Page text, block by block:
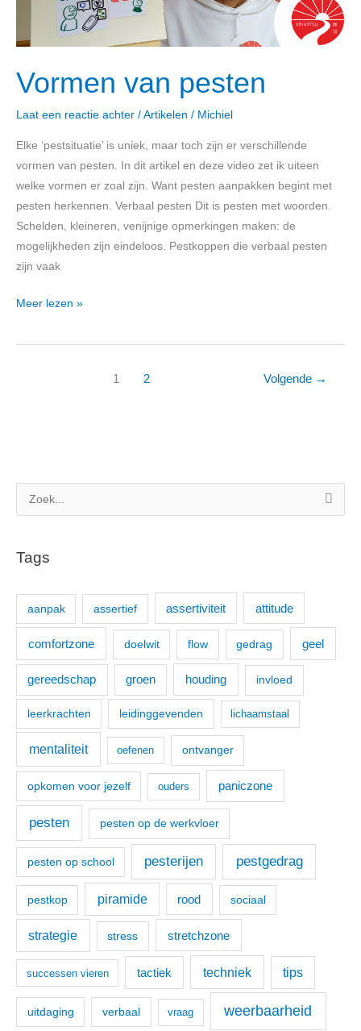
Vormen van pesten
Laat een reactie achter / Artikelen / Michiel
Elke ‘pestsituatie’ is uniek, maar toch zijn er verschillende
vormen van pesten. In dit artikel en deze video zet ik uiteen
welke vormen er zoal zijn. Want pesten aanpakken begint met
pesten herkennen. Verbaal pesten Dit is pesten met woorden.
Schelden, kleineren, venijnige opmerkingen maken: de
mogelijkheden zijn eindeloos. Pestkoppen die verbaal pesten
zijn vaak
Meer lezen »
1 2 Volgende →
Tags
aanpak assertief assertiviteit attitude
comfortzone doelwit flow gedrag geel
gereedschap groen houding invloed
leerkrachten leidinggevenden lichaamstaal
mentaliteit oefenen ontvanger
opkomen voor jezelf ouders paniczone
pesten pesten op de werkvloer
pesten op school pesterijen pestgedrag
pestkop piramide rood sociaal
strategie stress stretchzone
successen vieren tactiek techniek tips
uitdaging verbaal vraag weerbaarheid